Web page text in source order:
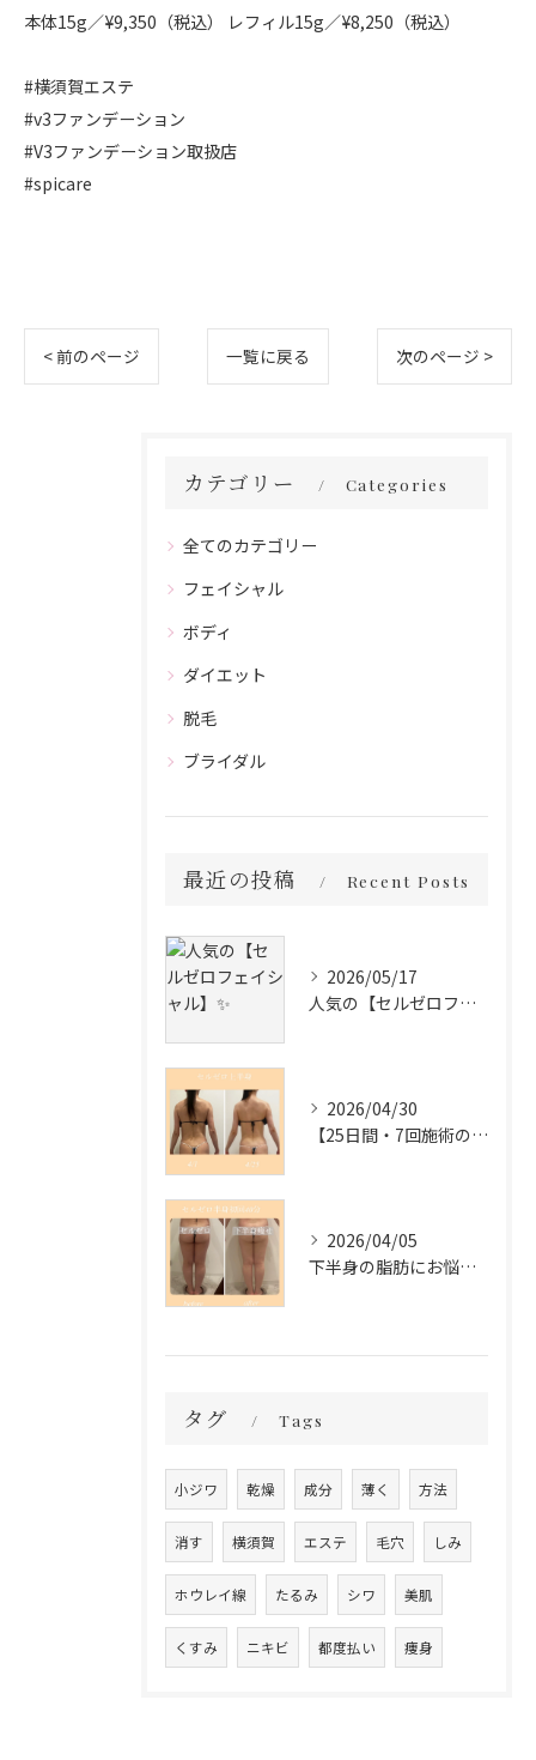
本体15g／¥9,350（税込） レフィル15g／¥8,250（税込）
#横須賀エステ
#v3ファンデーション
#V3ファンデーション取扱店
#spicare
< 前のページ 一覧に戻る 次のページ >
カテゴリー Categories
全てのカテゴリー
フェイシャル
ボディ
ダイエット
脱毛
ブライダル
最近の投稿 Recent Posts
2026/05/17
人気の【セルゼロフェイシャル】✨
2026/04/30
【25日間・7回施術の変化✨】
2026/04/05
下半身の脂肪にお悩みの方必見❣️
タグ Tags
小ジワ 乾燥 成分 薄く 方法
消す 横須賀 エステ 毛穴 しみ
ホウレイ線 たるみ シワ 美肌
くすみ ニキビ 都度払い 痩身